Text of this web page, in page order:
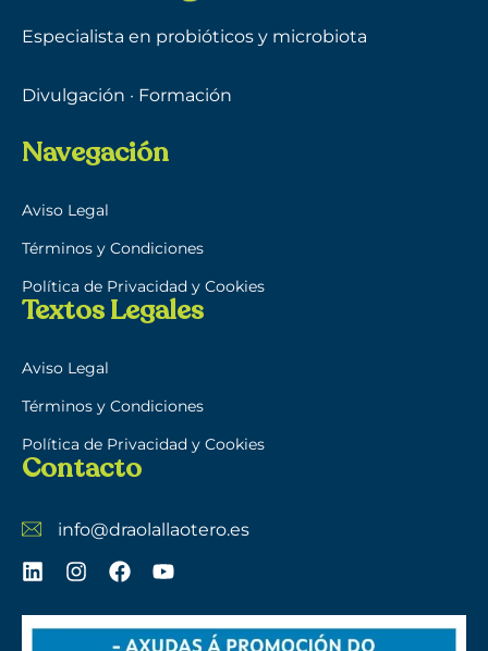
Especialista en probióticos y microbiota
Divulgación · Formación
Navegación
Aviso Legal
Términos y Condiciones
Política de Privacidad y Cookies
Textos Legales
Aviso Legal
Términos y Condiciones
Política de Privacidad y Cookies
Contacto
info@draolallaotero.es